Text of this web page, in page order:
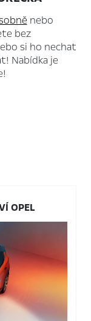
nebo
bez
si ho nechat
Nabídka je
OPEL